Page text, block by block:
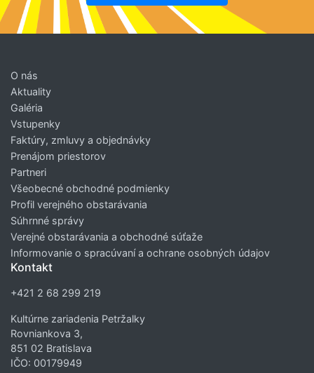
O nás
Aktuality
Galéria
Vstupenky
Faktúry, zmluvy a objednávky
Prenájom priestorov
Partneri
Všeobecné obchodné podmienky
Profil verejného obstarávania
Súhrnné správy
Verejné obstarávania a obchodné súťaže
Informovanie o spracúvaní a ochrane osobných údajov
Kontakt
+421 2 68 299 219
Kultúrne zariadenia Petržalky
Rovniankova 3,
851 02 Bratislava
IČO: 00179949